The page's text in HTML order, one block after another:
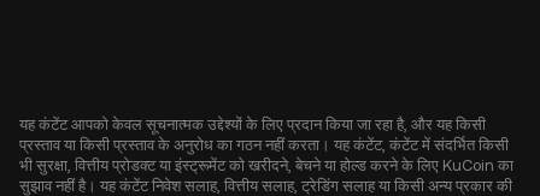
यह कंटेंट आपको केवल सूचनात्मक उद्देश्यों के लिए प्रदान किया जा रहा है, और यह किसी
प्रस्ताव या किसी प्रस्ताव के अनुरोध का गठन नहीं करता। यह कंटेंट, कंटेंट में संदर्भित किसी
भी सुरक्षा, वित्तीय प्रोडक्ट या इंस्ट्रूमेंट को खरीदने, बेचने या होल्ड करने के लिए KuCoin का
सुझाव नहीं है। यह कंटेंट निवेश सलाह, वित्तीय सलाह, ट्रेडिंग सलाह या किसी अन्य प्रकार की